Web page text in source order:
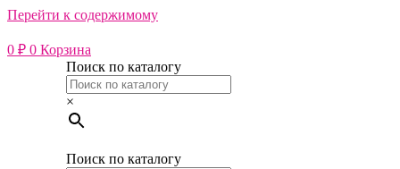
Перейти к содержимому
0 ₽ 0 Корзина
Поиск по каталогу
×
Поиск по каталогу